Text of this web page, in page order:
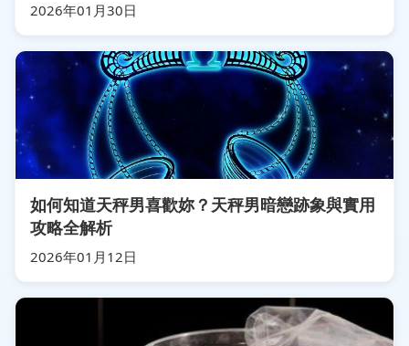
2026年01月30日
如何知道天秤男喜歡妳？天秤男暗戀跡象與實用
攻略全解析
2026年01月12日